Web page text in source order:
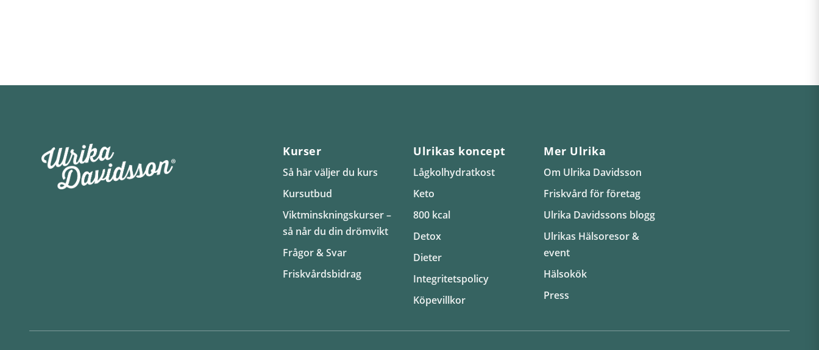
Kurser
Så här väljer du kurs
Kursutbud
Viktminskningskurser –
så når du din drömvikt
Frågor & Svar
Friskvårdsbidrag
Ulrikas koncept
Lågkolhydratkost
Keto
800 kcal
Detox
Dieter
Integritetspolicy
Köpevillkor
Mer Ulrika
Om Ulrika Davidsson
Friskvård för företag
Ulrika Davidssons blogg
Ulrikas Hälsoresor &
event
Hälsokök
Press